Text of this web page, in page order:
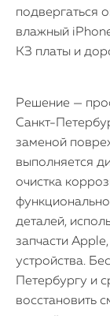
подвергаться
влажный
КЗ платы и
Решение —
Санкт-
заменой
выполняется
очистка
деталей,
запчасти
устройства.
Петербургу и
восстановить